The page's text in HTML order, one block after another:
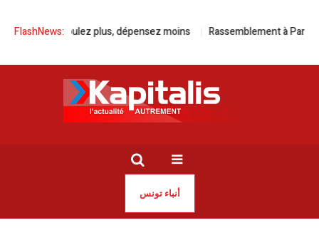
FlashNews:
Avec Kia, roulez plus, dépensez moins Rassemblement à Paris
أنباء تونس